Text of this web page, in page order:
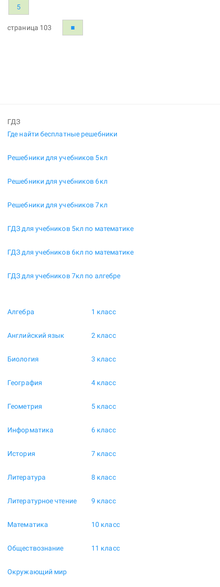
5
страница 103 ■
ГДЗ
Где найти бесплатные решебники
Решебники для учебников 5кл
Решебники для учебников 6кл
Решебники для учебников 7кл
ГДЗ для учебников 5кл по математике
ГДЗ для учебников 6кл по математике
ГДЗ для учебников 7кл по алгебре
Алгебра
Английский язык
Биология
География
Геометрия
Информатика
История
Литература
Литературное чтение
Математика
Обществознание
Окружающий мир
1 класс
2 класс
3 класс
4 класс
5 класс
6 класс
7 класс
8 класс
9 класс
10 класс
11 класс